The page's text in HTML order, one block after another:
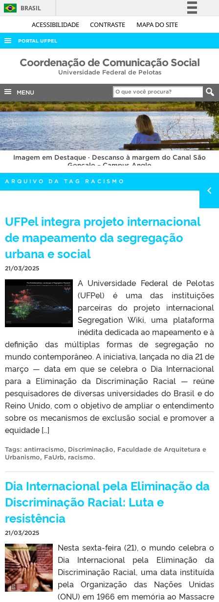
ACESSIBILIDADE CONTRASTE MAPA DO SITE
BRASIL
Simplifique!
Acesso à informação
Legislação
Canais
PORTAL UFPEL
ACESSO À INFORMAÇÃO
COBALTO
CONCURSOS
EDITAIS
INTERNACIONAL
OUVIDORIA
PORTARIAS
TELEFONES
Coordenação de Comunicação Social
Universidade Federal de Pelotas
MENU
Imagem em Destaque · Descanso à margem do Canal São
Gonçalo – Campus Anglo
ARQUIVO DA TAG RACISMO
UFPel integra projeto internacional
de mapeamento da segregação
urbana e social
21/03/2025
A Universidade Federal de Pelotas
(UFPel) é uma das instituições
parceiras do projeto internacional
Segregation Wiki, uma plataforma
inédita dedicada ao mapeamento e à
definição das múltiplas formas de segregação no
mundo contemporâneo. A iniciativa, lançada no dia 21 de
março — data em que se celebra o Dia Internacional
para a Eliminação da Discriminação Racial — reúne
pesquisadores de diversas universidades do Brasil e do
Reino Unido, com o objetivo de ampliar o entendimento
sobre os mecanismos de exclusão social e promover a
equidade […]
Tags: antirracismo, Discriminação, Faculdade de Arquitetura e
Urbanismo, FaUrb, racismo.
Dia Internacional pela Eliminação da
Discriminação Racial: Luta e
resistência
21/03/2025
Nesta sexta-feira (21), o mundo celebra o
Dia Internacional pela Eliminação da
Discriminação Racial, uma data instituída
pela Organização das Nações Unidas
(ONU) em 1966 em memória ao Massacre